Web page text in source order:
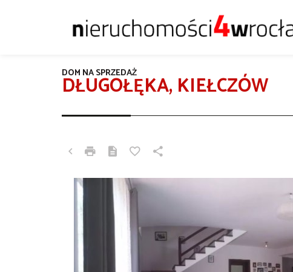
DŁUGOŁĘKA, KIEŁCZÓW
DOM NA SPRZEDAŻ